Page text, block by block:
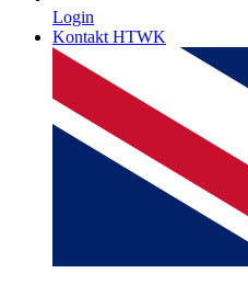
Login
Kontakt HTWK